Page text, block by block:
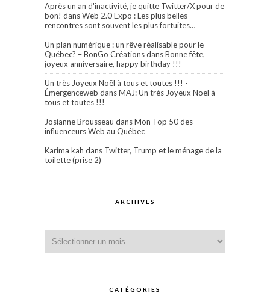
Après un an d'inactivité, je quitte Twitter/X pour de
bon! dansWeb 2.0 Expo : Les plus belles
rencontres sont souvent les plus fortuites…
Un plan numérique : un rêve réalisable pour le
Québec? – BonGo CréationsdansBonne fête,
joyeux anniversaire, happy birthday !!!
Un très Joyeux Noël à tous et toutes !!! -
Émergenceweb dansMAJ: Un très Joyeux Noël à
tous et toutes !!!
Josianne Brousseau dansMon Top 50 des
influenceurs Web au Québec
Karima kah dans Twitter, Trump et le ménage de la
toilette (prise 2)
ARCHIVES
CATÉGORIES